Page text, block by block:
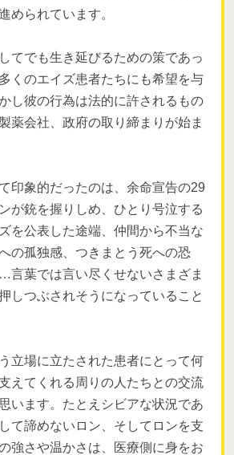
められています。
てでも生き延びるための策であっ
くのエイズ患者たちにも希望を与
し彼の行為は法的に許されるもの
薬会社、政府の取り締まりが始ま
印象的だったのは、余命宣告の29
が銃を握りしめ、ひとり号泣する
を公表した途端、仲間から不当な
の孤独感、つきまとう死への恐
言葉では言い尽くせないさまざま
しつぶされそうになっていること
立場に立たされた患者にとって何
えてくれる周りの人たちとの交流
います。たとえシビアな状況であ
て諦めないロン、そしてロンを支
強さや温かさは、医療側に身をお